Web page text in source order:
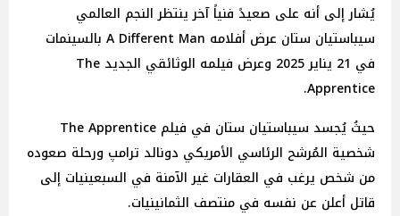
يُشار إلى أنه على صعيدً فنياً آخر ينتظر النجم العالمي
سيباستيان ستان عرض أفلامه A Different Man بالسينمات
في 21 يناير 2025 وعرض فيلمه الوثائقي الجديد The
Apprentice.
حيثُ يُجسد سيباستيان ستان في فيلم The Apprentice
شخصية المُرشح الرئاسي الأمريكي دونالد ترامپ ورحلة صعوده
من شخص يرغب في العقارات غير الآمنة في السبعينيات إلى
قاتل أعلن عن نفسه في منتصف الثمانينيات.